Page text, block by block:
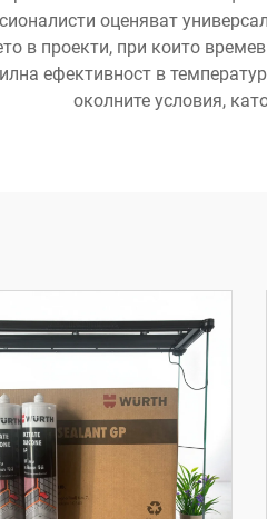
оценяват
в проекти, при които
ефективност в
околните условия,